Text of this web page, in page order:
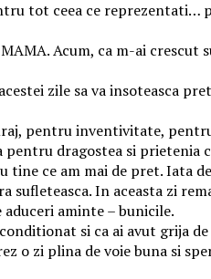
tot ceea ce
Acum, ca m-ai
zile sa va insoteasca
pentru inventivitate,
dragostea si prietenia
tine ce am mai de pret. Iata
sufleteasca. In aceasta zi
aminte – bunicile.
si ca ai avut grija
o zi plina de voie buna si